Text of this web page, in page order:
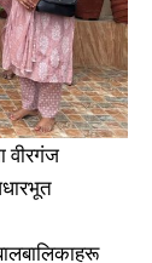
वीरगंज